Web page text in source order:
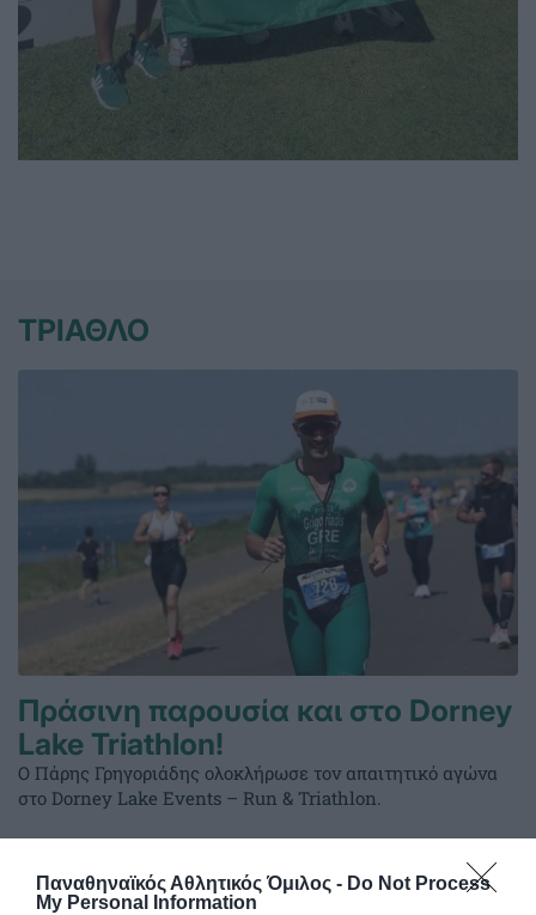
Παναθηναϊκός Αθλητικός Όμιλος - Do Not Process
My Personal Information
ΤΡΙΑΘΛΟ
Πράσινη παρουσία και στο Dorney
Lake Triathlon!
Ο Πάρης Γρηγοριάδης ολοκλήρωσε τον απαιτητικό αγώνα
στο Dorney Lake Events – Run & Triathlon.